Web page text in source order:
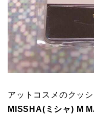
アットコスメのクッ
MISSHA(ミシャ) M